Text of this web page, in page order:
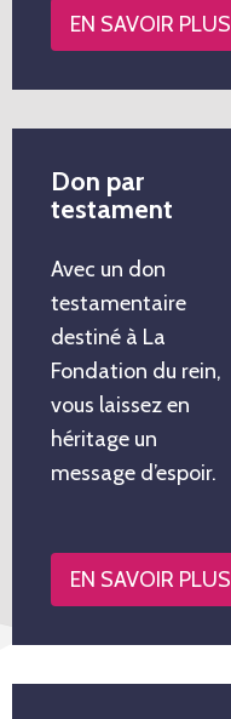
EN SAVOIR PLUS
Don par
testament
Avec un don
testamentaire
destiné à La
Fondation du rein,
vous laissez en
héritage un
message d’espoir.
EN SAVOIR PLUS